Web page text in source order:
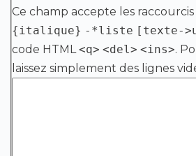
Ce champ accepte les raccourcis
{italique} -*liste [texte-
code HTML<q> <del> <ins>.
laissez simplement des lignes